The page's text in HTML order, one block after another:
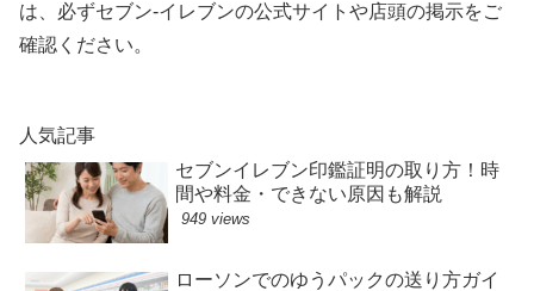
は、必ずセブン-イレブンの公式サイトや店頭の掲示をご
確認ください。
人気記事
セブンイレブン印鑑証明の取り方！時
間や料金・できない原因も解説
949 views
ローソンでのゆうパックの送り方ガイ